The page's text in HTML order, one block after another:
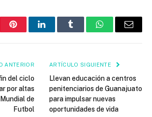
PinterestLinkedInTumblr WhatsAppEmail
ANTERIOR
del ciclo
por altas
de
Futbol
ARTÍCULO SIGUIENTE
Llevan educación a centros
penitenciarios de Guanajuato
para impulsar nuevas
oportunidades de vida